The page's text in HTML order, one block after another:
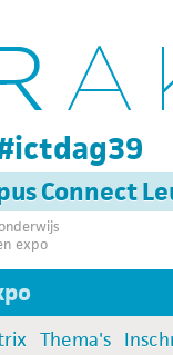
Connect
expo
Thema's